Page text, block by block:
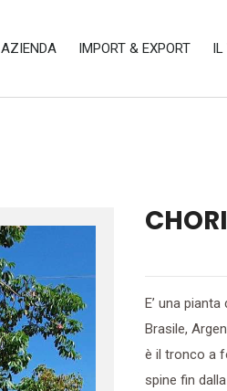
AZIENDA IMPORT & EXPORT IL
E’ una
Brasile,
è il tronco a
spine fin